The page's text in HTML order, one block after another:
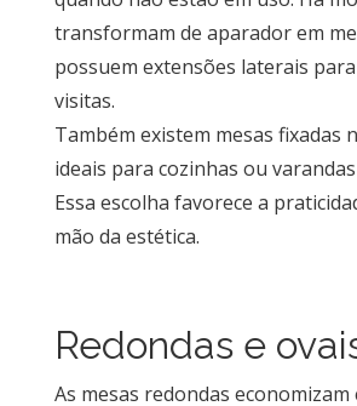
transformam de aparador em
possuem extensões laterais
visitas.
Também existem mesas fixadas
ideais para cozinhas ou
Essa escolha favorece a
mão da estética.
Redondas e
As mesas redondas economizam